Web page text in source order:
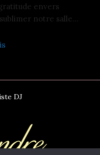
envers
notre salle
DJ